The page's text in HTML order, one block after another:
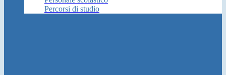
Percorsi di studio